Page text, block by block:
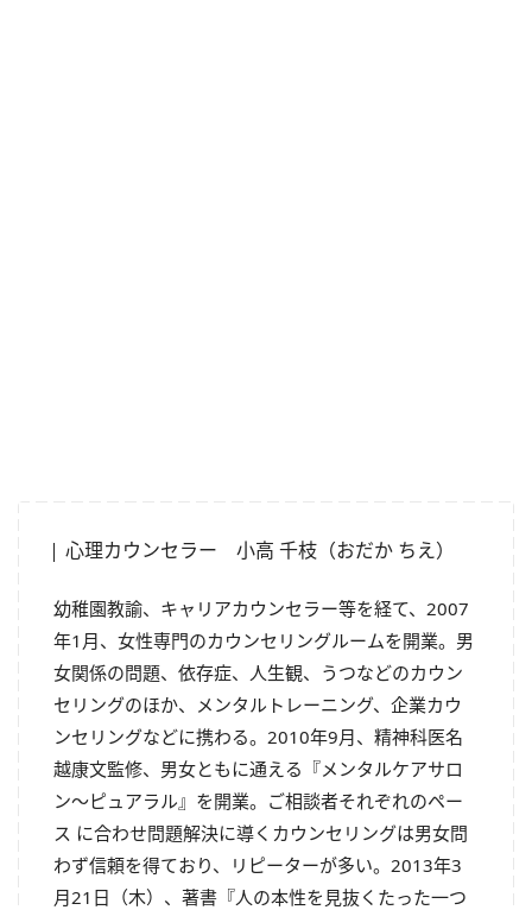
心理カウンセラー 小高 千枝（おだか ちえ）
幼稚園教諭、キャリアカウンセラー等を経て、2007
年1月、女性専門のカウンセリングルームを開業。男
女関係の問題、依存症、人生観、うつなどのカウン
セリングのほか、メンタルトレーニング、企業カウ
ンセリングなどに携わる。2010年9月、精神科医名
越康文監修、男女ともに通える『メンタルケアサロ
ン～ピュアラル』を開業。ご相談者それぞれのペー
ス に合わせ問題解決に導くカウンセリングは男女問
わず信頼を得ており、リピーターが多い。2013年3
月21日（木）、著書『人の本性を見抜くたった一つ